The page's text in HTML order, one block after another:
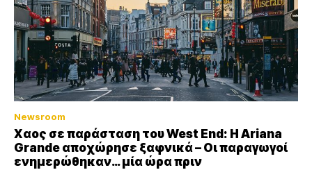
Newsroom
Xαος σε παράσταση του West End: Η Αriana
Grande αποχώρησε ξαφνικά – Οι παραγωγοί
ενημερώθηκαν… μία ώρα πριν